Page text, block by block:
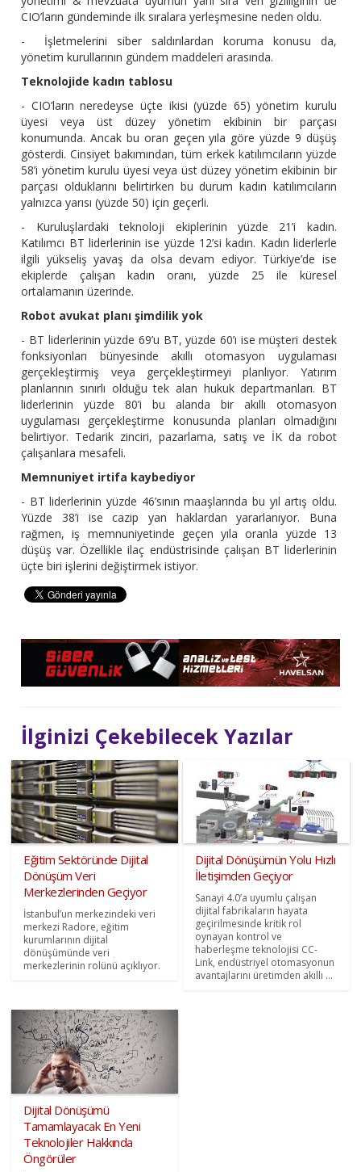
CIO’ların gündeminde ilk sıralara yerleşmesine neden oldu.
- İşletmelerini siber saldırılardan koruma konusu da,
yönetim kurullarının gündem maddeleri arasında.
Teknolojide kadın tablosu
- CIO’ların neredeyse üçte ikisi (yüzde 65) yönetim kurulu
üyesi veya üst düzey yönetim ekibinin bir parçası
konumunda. Ancak bu oran geçen yıla göre yüzde 9 düşüş
gösterdi. Cinsiyet bakımından, tüm erkek katılımcıların yüzde
58’i yönetim kurulu üyesi veya üst düzey yönetim ekibinin bir
parçası olduklarını belirtirken bu durum kadın katılımcıların
yalnızca yarısı (yüzde 50) için geçerli.
- Kuruluşlardaki teknoloji ekiplerinin yüzde 21’i kadın.
Katılımcı BT liderlerinin ise yüzde 12’si kadın. Kadın liderlerle
ilgili yükseliş yavaş da olsa devam ediyor. Türkiye’de ise
ekiplerde çalışan kadın oranı, yüzde 25 ile küresel
ortalamanın üzerinde.
Robot avukat planı şimdilik yok
- BT liderlerinin yüzde 69’u BT, yüzde 60’ı ise müşteri destek
fonksiyonları bünyesinde akıllı otomasyon uygulaması
gerçekleştirmiş veya gerçekleştirmeyi planlıyor. Yatırım
planlarının sınırlı olduğu tek alan hukuk departmanları. BT
liderlerinin yüzde 80’i bu alanda bir akıllı otomasyon
uygulaması gerçekleştirme konusunda planları olmadığını
belirtiyor. Tedarik zinciri, pazarlama, satış ve İK da robot
çalışanlara mesafeli.
Memnuniyet irtifa kaybediyor
- BT liderlerinin yüzde 46’sının maaşlarında bu yıl artış oldu.
Yüzde 38’i ise cazip yan haklardan yararlanıyor. Buna
rağmen, iş memnuniyetinde geçen yıla oranla yüzde 13
düşüş var. Özellikle ilaç endüstrisinde çalışan BT liderlerinin
üçte biri işlerini değiştirmek istiyor.
İlginizi Çekebilecek Yazılar
Eğitim Sektöründe Dijital
Dönüşüm Veri
Merkezlerinden Geçiyor
İstanbul’un merkezindeki veri
merkezi Radore, eğitim
kurumlarının dijital
dönüşümünde veri
merkezlerinin rolünü açıklıyor.
Dijital Dönüşümün Yolu Hızlı
İletişimden Geçiyor
Sanayi 4.0’a uyumlu çalışan
dijital fabrikaların hayata
geçirilmesinde kritik rol
oynayan kontrol ve
haberleşme teknolojisi CC-
Link, endüstriyel otomasyonun
avantajlarını üretimden akıllı ...
Dijital Dönüşümü
Tamamlayacak En Yeni
Teknolojiler Hakkında
Öngörüler